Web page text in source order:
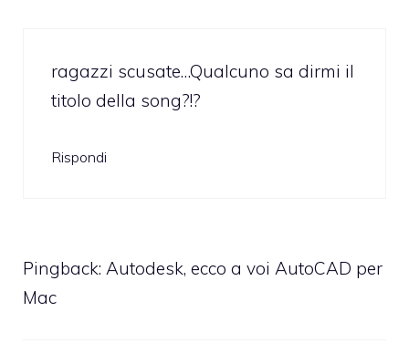
ragazzi scusate…Qualcuno sa dirmi il
titolo della song?!?
Rispondi
Pingback: Autodesk, ecco a voi AutoCAD per
Mac